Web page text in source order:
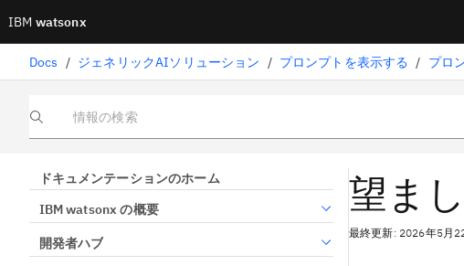
IBM watsonx
Docs / ジェネリックAIソリューション / プロンプトを表示する / プロ
情報の検索
ドキュメンテーションのホーム
IBM watsonx の概要
開発者ハブ
望ま
最終更新: 2026年5月